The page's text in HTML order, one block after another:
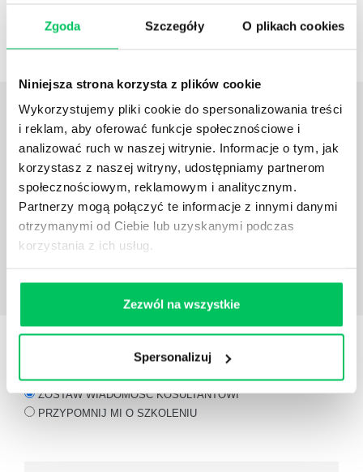
Zgoda Szczegóły O plikach cookies
Niniejsza strona korzysta z plików cookie
Wykorzystujemy pliki cookie do spersonalizowania treści
i reklam, aby oferować funkcje społecznościowe i
analizować ruch w naszej witrynie. Informacje o tym, jak
korzystasz z naszej witryny, udostępniamy partnerom
społecznościowym, reklamowym i analitycznym.
Partnerzy mogą połączyć te informacje z innymi danymi
otrzymanymi od Ciebie lub uzyskanymi podczas
korzystania z ich usług.
Zezwól na wszystkie
Spersonalizuj
zwiększa się do 100%.
Szkolenie związane z:
OPINIEO SZKOLENIACH
Pragniemy potwierdzić wysoki poziom
przeprowadzonego szkolenia, mający
odzwierciedlenie w danych uzyskanych z ankiet od
uczestników. Szkolenie cechowało bardzo dobre
przygotowanie merytoryczne trenerów prowadzących
oraz wysoki poziom obsługi nas, jako klienta firmy
GAMMA.
Anna PrzezdzieckaKierownik Kard i Płac w
KONSULTANTSZKOLENIA
ZOSTAW WIADOMOŚĆ KOSULTANTOWI
PRZYPOMNIJ MI O SZKOLENIU